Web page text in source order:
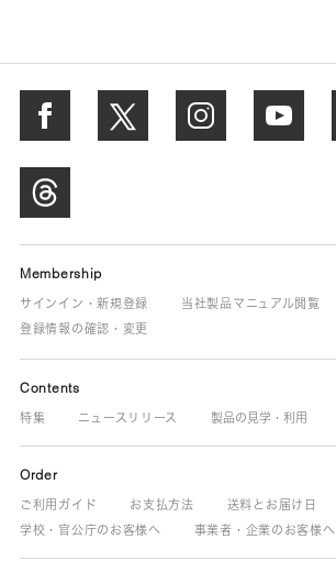
Membership
サインイン・新規登録
当社製品マニュアル閲覧
登録情報の確認・変更
Contents
特集 ニュースリリース 製品の見学・利用
Order
ご利用ガイド お支払方法 送料とお届け日
学校・官公庁のお客様へ
事業者・企業のお客様へ